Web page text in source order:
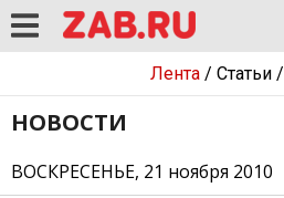
Лента/ Статьи/
НОВОСТИ
ВОСКРЕСЕНЬЕ, 21 ноября 2010